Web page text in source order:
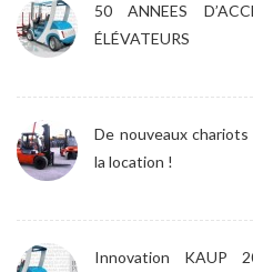
50 ANNEES
ÉLÉVATEURS
De nouveaux
la location !
Innovation KAUP